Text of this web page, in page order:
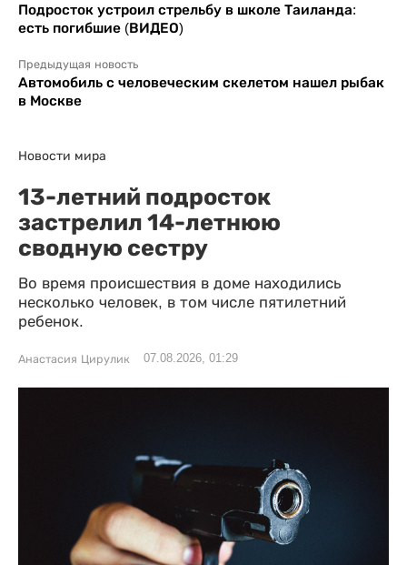
Подросток устроил стрельбу в школе Таиланда:
есть погибшие (ВИДЕО)
Предыдущая новость
Автомобиль с человеческим скелетом нашел рыбак
в Москве
Новости мира
13-летний подросток
застрелил 14-летнюю
сводную сестру
Во время происшествия в доме находились
несколько человек, в том числе пятилетний
ребенок.
Анастасия Цирулик 07.08.2026, 01:29